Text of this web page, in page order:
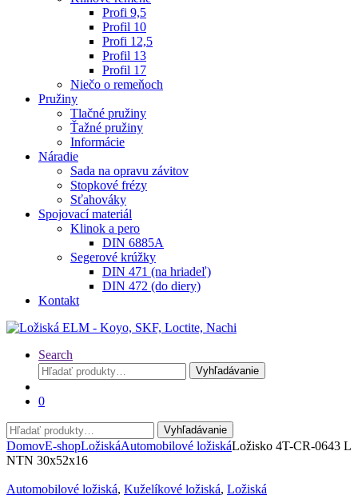
Profi 9,5
Profil 10
Profi 12,5
Profil 13
Profil 17
Niečo o remeňoch
Pružiny
Tlačné pružiny
Ťažné pružiny
Informácie
Náradie
Sada na opravu závitov
Stopkové frézy
Sťahováky
Spojovací materiál
Klinok a pero
DIN 6885A
Segerové krúžky
DIN 471 (na hriadeľ)
DIN 472 (do diery)
Kontakt
Search
Hľadať:
Vyhľadávanie
0
Hľadať:
Vyhľadávanie
DomovE-shopLožiskáAutomobilové ložiskáLožisko 4T-CR-0643 L
NTN 30x52x16
Automobilové ložiská, Kuželíkové ložiská, Ložiská